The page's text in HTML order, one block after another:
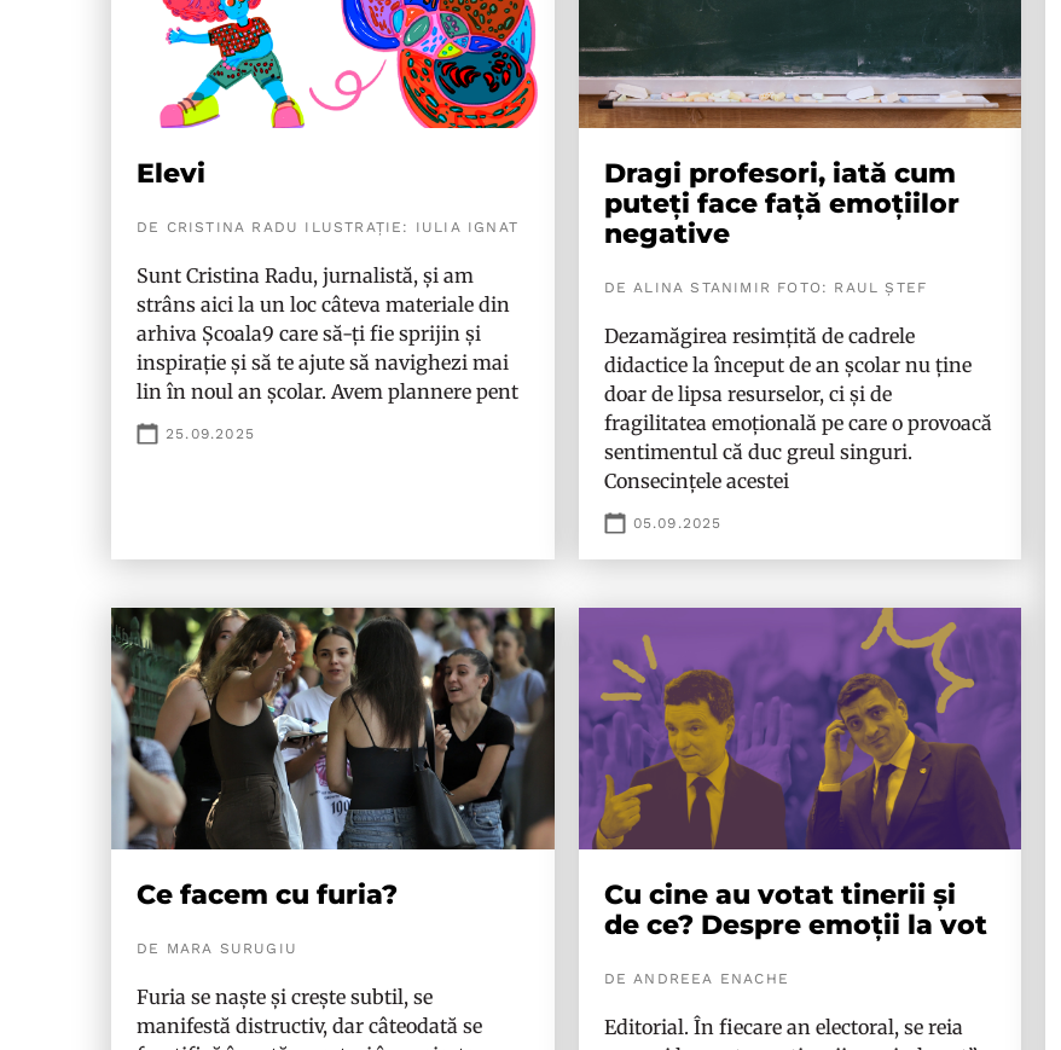
Elevi
DE CRISTINA RADU ILUSTRAȚIE: IULIA IGNAT
Sunt Cristina Radu, jurnalistă, și am
strâns aici la un loc câteva materiale din
arhiva Școala9 care să-ți fie sprijin și
inspirație și să te ajute să navighezi mai
lin în noul an școlar. Avem plannere pent
25.09.2025
Dragi profesori, iată cum
puteți face față emoțiilor
negative
DE ALINA STANIMIR FOTO: RAUL ȘTEF
Dezamăgirea resimțită de cadrele
didactice la început de an școlar nu ține
doar de lipsa resurselor, ci și de
fragilitatea emoțională pe care o provoacă
sentimentul că duc greul singuri.
Consecințele acestei
05.09.2025
Ce facem cu furia?
DE MARA SURUGIU
Furia se naște și crește subtil, se
manifestă distructiv, dar câteodată se
Cu cine au votat tinerii și
de ce? Despre emoții la vot
DE ANDREEA ENACHE
Editorial. În fiecare an electoral, se reia